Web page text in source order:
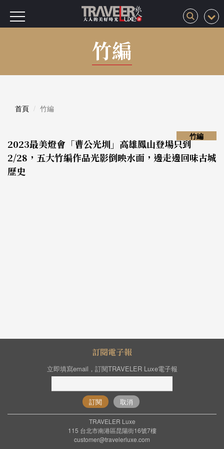
竹編
首頁 竹編
2023最美燈會「曹公光圳」高雄鳳山登場只到
2/28，五大竹編作品光影倒映水面，邊走邊回味古城
歷史
竹編
訂閱電子報
立即填寫email，訂閱TRAVELER Luxe電子報
訂閱 取消
TRAVELER Luxe
115 台北市南港區昆陽街16號7樓
customer@travelerluxe.com